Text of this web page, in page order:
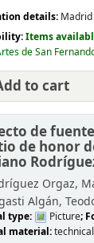
details: Madrid
Items
de San
to cart
de
de honor
Orgaz,
Algán,
type: Picture;
material: